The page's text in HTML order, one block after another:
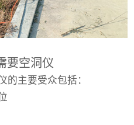
要空洞仪
的主要受众包括：